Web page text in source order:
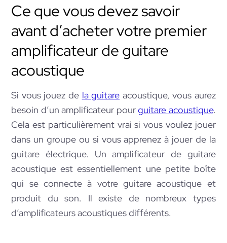
Ce que vous devez savoir
avant d’acheter votre premier
amplificateur de guitare
acoustique
Si vous jouez de la guitare acoustique, vous aurez
besoin d’un amplificateur pourguitare acoustique.
Cela est particulièrement vrai si vous voulez jouer
dans un groupe ou si vous apprenez à jouer de la
guitare électrique. Un amplificateur de guitare
acoustique est essentiellement une petite boîte
qui se connecte à votre guitare acoustique et
produit du son. Il existe de nombreux types
d’amplificateurs acoustiques différents.